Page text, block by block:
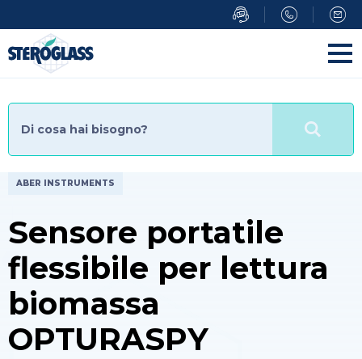
al
contenuto
principale
ABER INSTRUMENTS
Sensore portatile
flessibile per lettura
biomassa
OPTURASPY